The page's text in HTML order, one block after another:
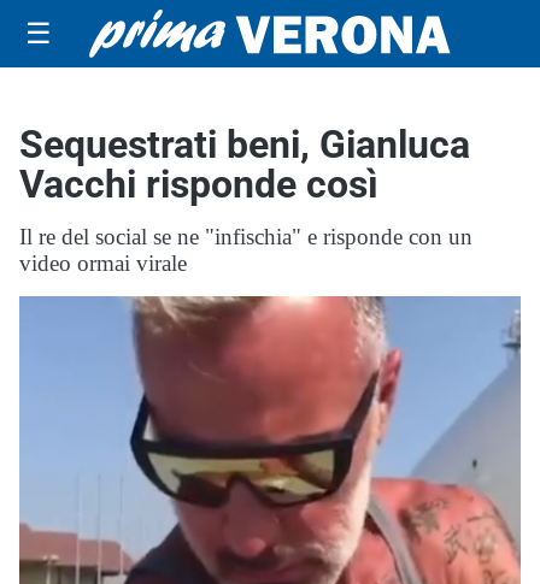
☰
Sequestrati beni, Gianluca
Vacchi risponde così
Il re del social se ne "infischia" e risponde con un
video ormai virale